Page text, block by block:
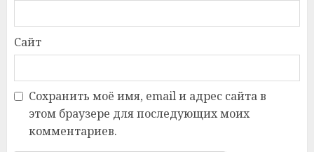
Сайт
Сохранить моё имя, email и адрес сайта в
этом браузере для последующих моих
комментариев.